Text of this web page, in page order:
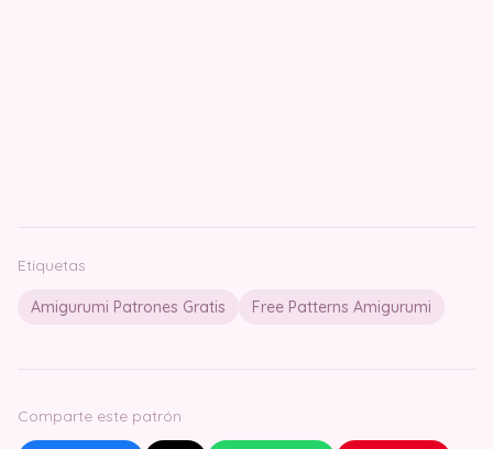
Etiquetas
Amigurumi Patrones Gratis Free Patterns Amigurumi
Comparte este patrón